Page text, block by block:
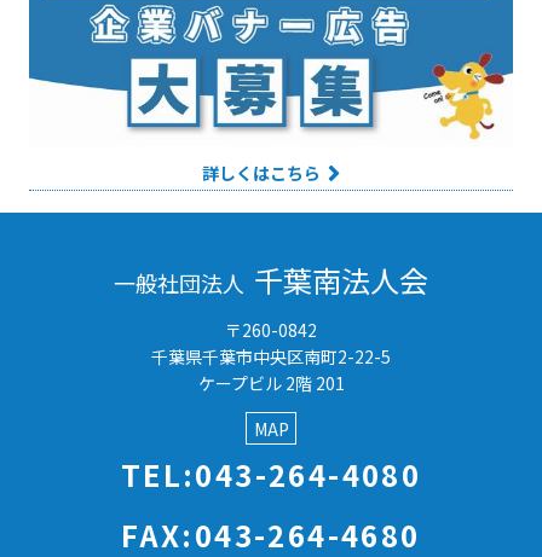
詳しくはこちら
一般社団法人 千葉南法人会
〒260-0842
千葉県千葉市中央区南町2-22-5
ケープビル 2階 201
MAP
TEL:043-264-4080
FAX:043-264-4680